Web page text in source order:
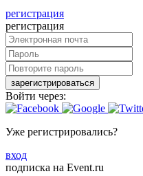
регистрация
регистрация
зарегистрироваться
Войти через:
Уже регистрировались?
вход
подписка на Event.ru